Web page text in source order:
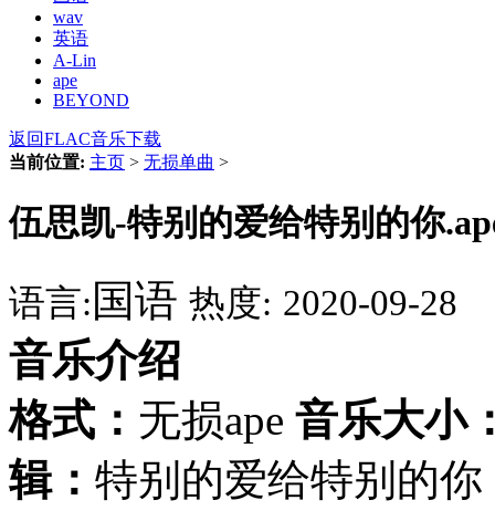
wav
英语
A-Lin
ape
BEYOND
返回FLAC音乐下载
当前位置: 主页 > 无损单曲 >
伍思凯-特别的爱给特别的你
语言:国语 热度: 2020-09-28
音乐介绍
格式： 无损ape 音乐大小
辑： 特别的爱给特别的你